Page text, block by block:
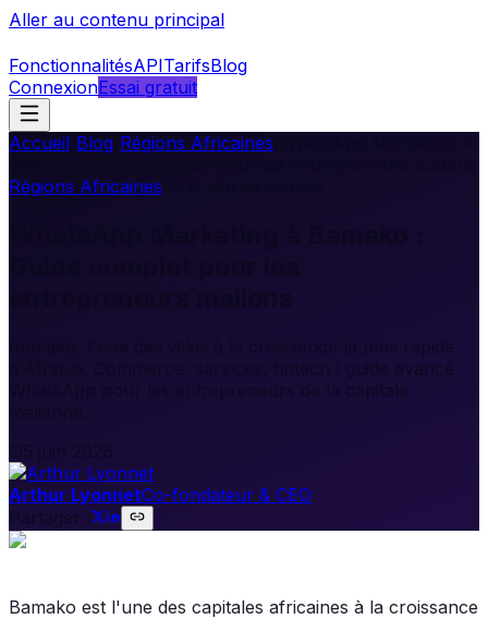
Aller au contenu principal
FonctionnalitésAPITarifsBlog
ConnexionEssai gratuit
Accueil Blog Régions Africaines
Régions Africaines
d'Afrique. Commerce, services, fintech : guide avancé
WhatsApp pour les entrepreneurs de la capitale
Arthur LyonnetCo-fondateur & CEO
Partager :
Bamako est l'une des capitales africaines à la croissance